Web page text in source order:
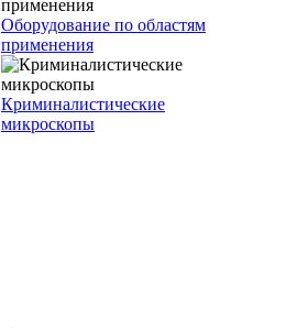
Оборудование по областям
применения
Криминалистические
микроскопы